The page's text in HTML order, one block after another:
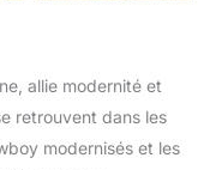
allie modernité et
retrouvent dans les
modernisés et les